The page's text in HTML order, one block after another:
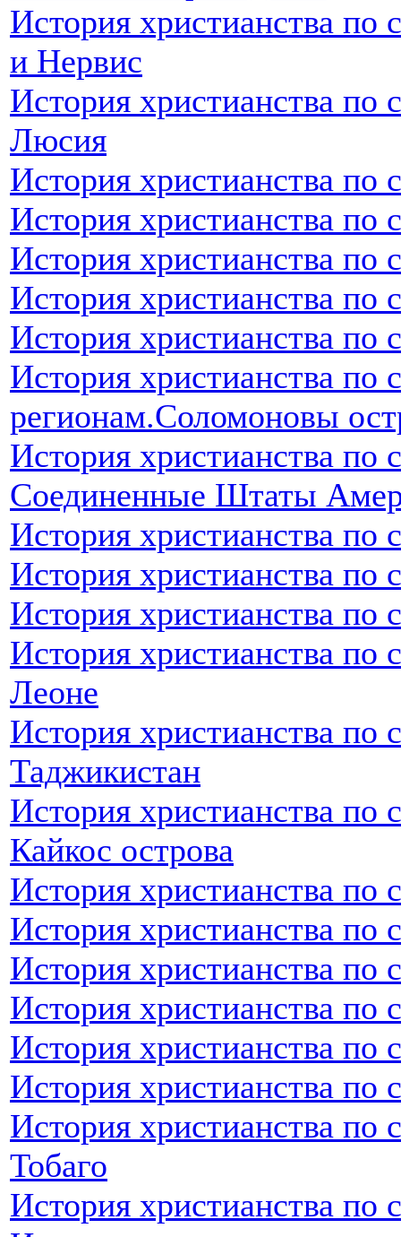
История христианства
и Нервис
История христианства по
Люсия
История христианства по
История христианства по
История христианства по
История христианства по
История христианства по
История христианства по
регионам.Соломоновы
История христианства по
Соединенные Штаты
История христианства
История христианства по
История христианства
История христианства по
Леоне
История христианства по
Таджикистан
История христианства по
Кайкос острова
История христианства по
История христианства по
История христианства по
История христианства по
История христианства по
История христианства по
История христианства по
Тобаго
История христианства по